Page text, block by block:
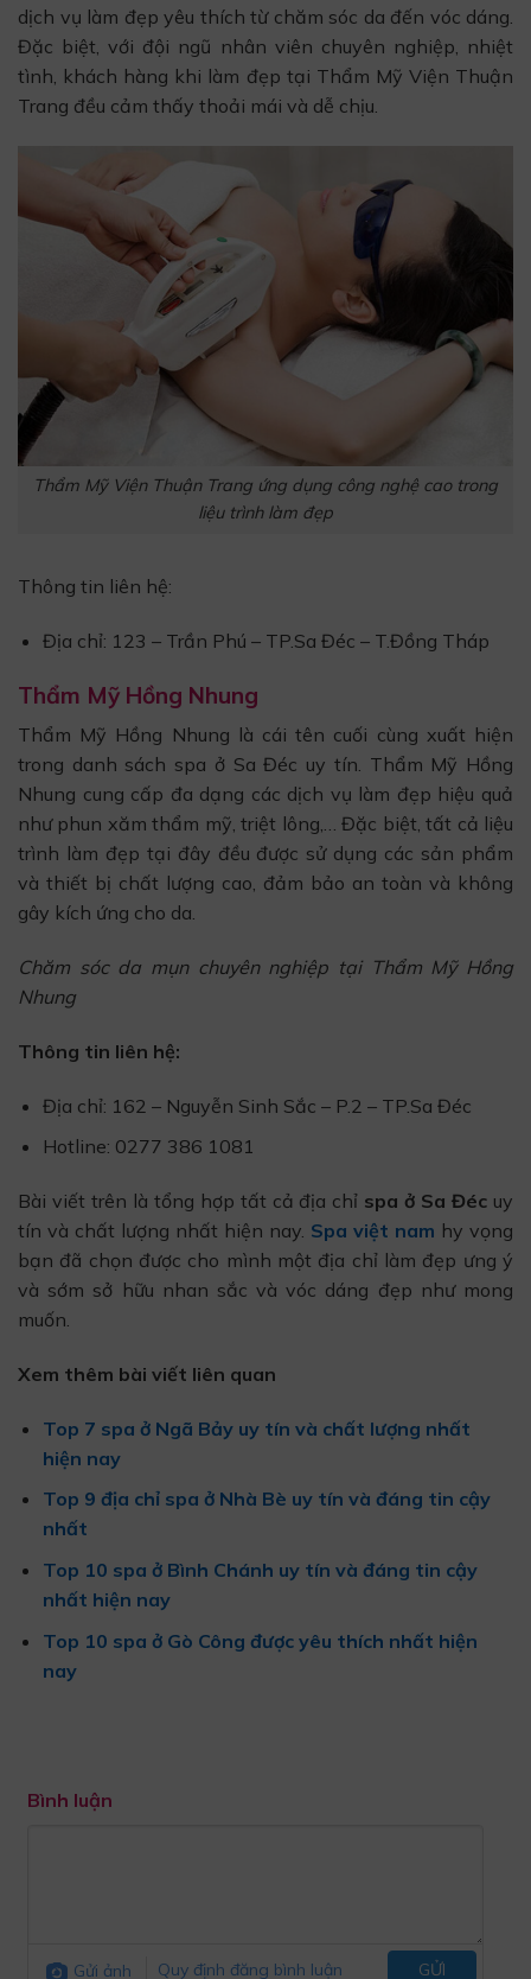
dịch vụ làm đẹp yêu thích từ chăm sóc da đến vóc dáng.
Đặc biệt, với đội ngũ nhân viên chuyên nghiệp, nhiệt
tình, khách hàng khi làm đẹp tại Thẩm Mỹ Viện Thuận
Trang đều cảm thấy thoải mái và dễ chịu.
Thẩm Mỹ Viện Thuận Trang ứng dụng công nghệ cao trong
liệu trình làm đẹp
Thông tin liên hệ:
Địa chỉ: 123 – Trần Phú – TP.Sa Đéc – T.Đồng Tháp
Thẩm Mỹ Hồng Nhung
Thẩm Mỹ Hồng Nhung là cái tên cuối cùng xuất hiện
trong danh sách spa ở Sa Đéc uy tín. Thẩm Mỹ Hồng
Nhung cung cấp đa dạng các dịch vụ làm đẹp hiệu quả
như phun xăm thẩm mỹ, triệt lông,… Đặc biệt, tất cả liệu
trình làm đẹp tại đây đều được sử dụng các sản phẩm
và thiết bị chất lượng cao, đảm bảo an toàn và không
gây kích ứng cho da.
Chăm sóc da mụn chuyên nghiệp tại Thẩm Mỹ Hồng
Nhung
Thông tin liên hệ:
Địa chỉ: 162 – Nguyễn Sinh Sắc – P.2 – TP.Sa Đéc
Hotline: 0277 386 1081
Bài viết trên là tổng hợp tất cả địa chỉ spa ở Sa Đéc uy
tín và chất lượng nhất hiện nay. Spa việt nam hy vọng
bạn đã chọn được cho mình một địa chỉ làm đẹp ưng ý
và sớm sở hữu nhan sắc và vóc dáng đẹp như mong
muốn.
Xem thêm bài viết liên quan
Top 7 spa ở Ngã Bảy uy tín và chất lượng nhất
hiện nay
Top 9 địa chỉ spa ở Nhà Bè uy tín và đáng tin cậy
nhất
Top 10 spa ở Bình Chánh uy tín và đáng tin cậy
nhất hiện nay
Top 10 spa ở Gò Công được yêu thích nhất hiện
nay
Bình luận
Gửi ảnh Quy định đăng bình luận GỬI